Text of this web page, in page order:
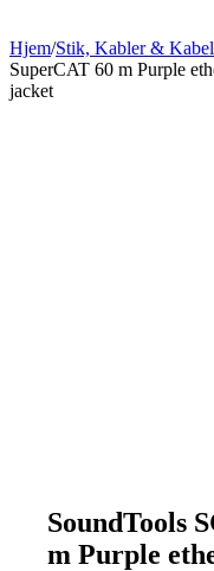
Hjem/Stik, Kabler &
SuperCAT 60 m Purple
jacket
SoundTools
m Purple